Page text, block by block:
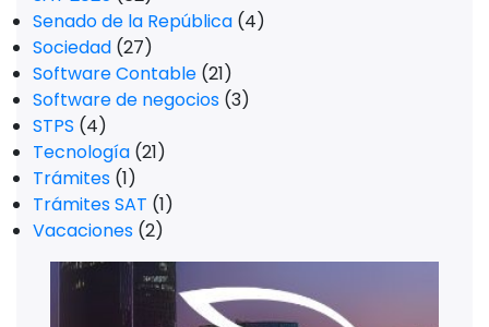
Senado de la República (4)
Sociedad (27)
Software Contable (21)
Software de negocios (3)
STPS (4)
Tecnología (21)
Trámites (1)
Trámites SAT (1)
Vacaciones (2)